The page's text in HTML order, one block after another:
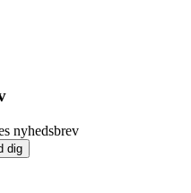
nyhedsbrev
dig